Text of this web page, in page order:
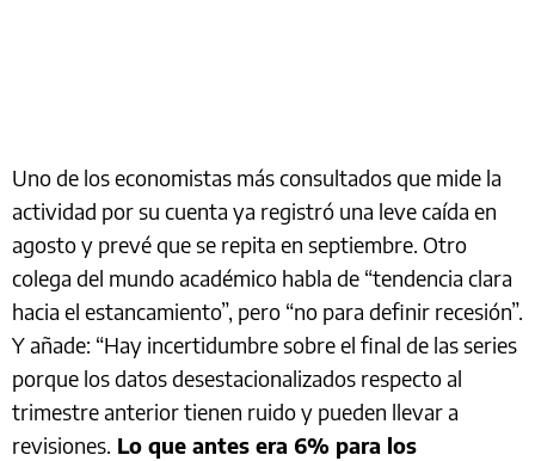
Uno de los economistas más consultados que mide la
actividad por su cuenta ya registró una leve caída en
agosto y prevé que se repita en septiembre. Otro
colega del mundo académico habla de “tendencia clara
hacia el estancamiento”, pero “no para definir recesión”.
Y añade: “Hay incertidumbre sobre el final de las series
porque los datos desestacionalizados respecto al
trimestre anterior tienen ruido y pueden llevar a
revisiones. Lo que antes era 6% para los